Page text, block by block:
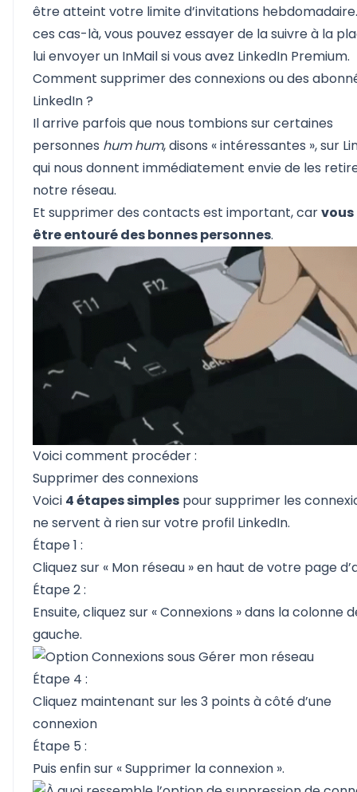
être atteint votre limite d’invitations
ces cas-là, vous pouvez essayer de la suivre à la
lui envoyer un InMail si vous avez LinkedIn Premium.
Comment supprimer des connexions ou des
LinkedIn ?
Il arrive parfois que nous tombions sur certaines
personnes hum hum, disons « intéressantes », sur
qui nous donnent immédiatement envie de les
notre réseau.
Et supprimer des contacts est important, carvous
être entouré des bonnes personnes.
Voici comment procéder :
Supprimer des connexions
Voici 4 étapes simples pour supprimer les
ne servent à rien sur votre profil LinkedIn.
Étape 1 :
Cliquez sur « Mon réseau » en haut de votre page
Étape 2 :
Ensuite, cliquez sur « Connexions » dans la colonne
gauche.
Étape 4 :
Cliquez maintenant sur les 3 points à côté d’une
connexion
Étape 5 :
Puis enfin sur « Supprimer la connexion ».